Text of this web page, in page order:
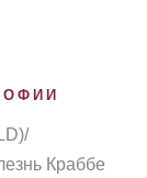
Краббе